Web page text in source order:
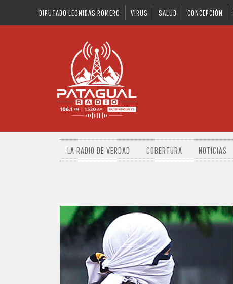
DIPUTADO LEONIDAS ROMERO VIRUS SALUD CONCEPCIÓN
LA RADIO DE VERDAD COBERTURA NOTICIAS